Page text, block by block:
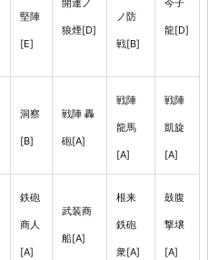
堅陣
[E]
開運ノ
狼煙[D]
ノ防
戦[B]
今子
龍[D]
洞察
[B]
戦陣 轟
砲[A]
戦陣
龍馬
[A]
戦陣
凱旋
[A]
鉄砲
商人
[A]
武装商
船[A]
根来
鉄砲
衆[A]
鼓腹
撃壌
[A]